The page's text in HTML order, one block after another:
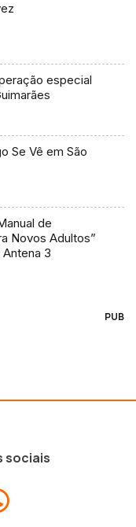
especial
Se Vê em São
de
Novos Adultos”
3
PUB
sociais